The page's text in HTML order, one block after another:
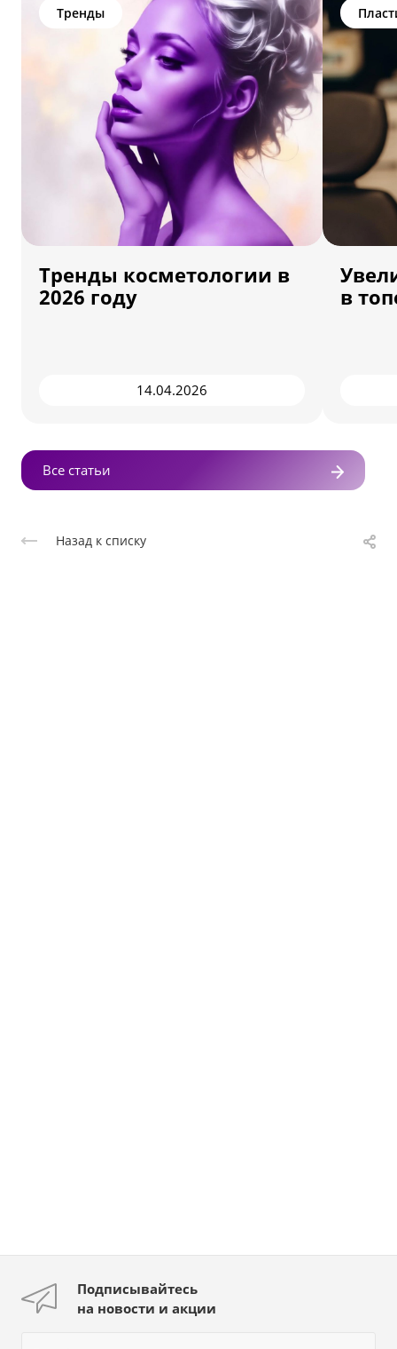
Тренды
Тренды косметологии в
2026 году
14.04.2026
в
Все статьи
Назад к списку
Подписывайтесь
на новости и акции